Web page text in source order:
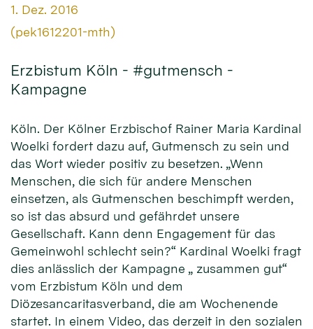
Datum:
1. Dez. 2016
Von:
(pek1612201-mth)
Erzbistum Köln - #gutmensch -
Kampagne
Köln. Der Kölner Erzbischof Rainer Maria Kardinal
Woelki fordert dazu auf, Gutmensch zu sein und
das Wort wieder positiv zu besetzen. „Wenn
Menschen, die sich für andere Menschen
einsetzen, als Gutmenschen beschimpft werden,
so ist das absurd und gefährdet unsere
Gesellschaft. Kann denn Engagement für das
Gemeinwohl schlecht sein?“ Kardinal Woelki fragt
dies anlässlich der Kampagne „ zusammen gut“
vom Erzbistum Köln und dem
Diözesancaritasverband, die am Wochenende
startet. In einem Video, das derzeit in den sozialen